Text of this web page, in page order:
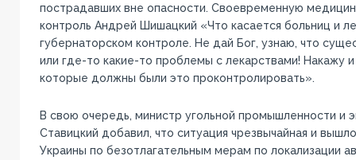
пострадавших вне опасности. Своевременную
контроль Андрей Шишацкий «Что касается больниц и
губернаторском контроле. Не дай Бог, узнаю, что
или где-то какие-то проблемы с лекарствами! Накажу и
которые должны были это проконтролировать».
В свою очередь, министр угольной промышленности и
Ставицкий добавил, что ситуация чрезвычайная и
Украины по безотлагательным мерам по локализации